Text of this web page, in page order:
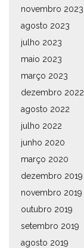
novembro 2023
agosto 2023
julho 2023
maio 2023
março 2023
dezembro 2022
agosto 2022
julho 2022
junho 2020
março 2020
dezembro 2019
novembro 2019
outubro 2019
setembro 2019
agosto 2019